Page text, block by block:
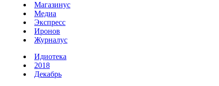
Магазинус
Медиа
Экспресс
Иронов
Журналус
Идиотека
2018
Декабрь